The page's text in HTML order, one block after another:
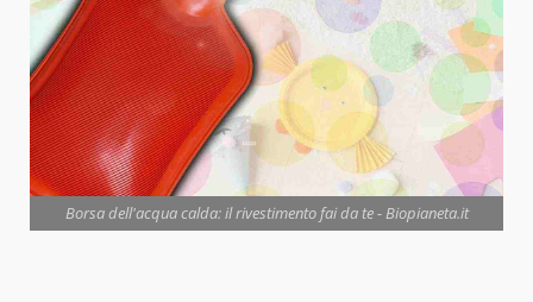
Borsa dell'acqua calda: il rivestimento fai da te - Biopianeta.it